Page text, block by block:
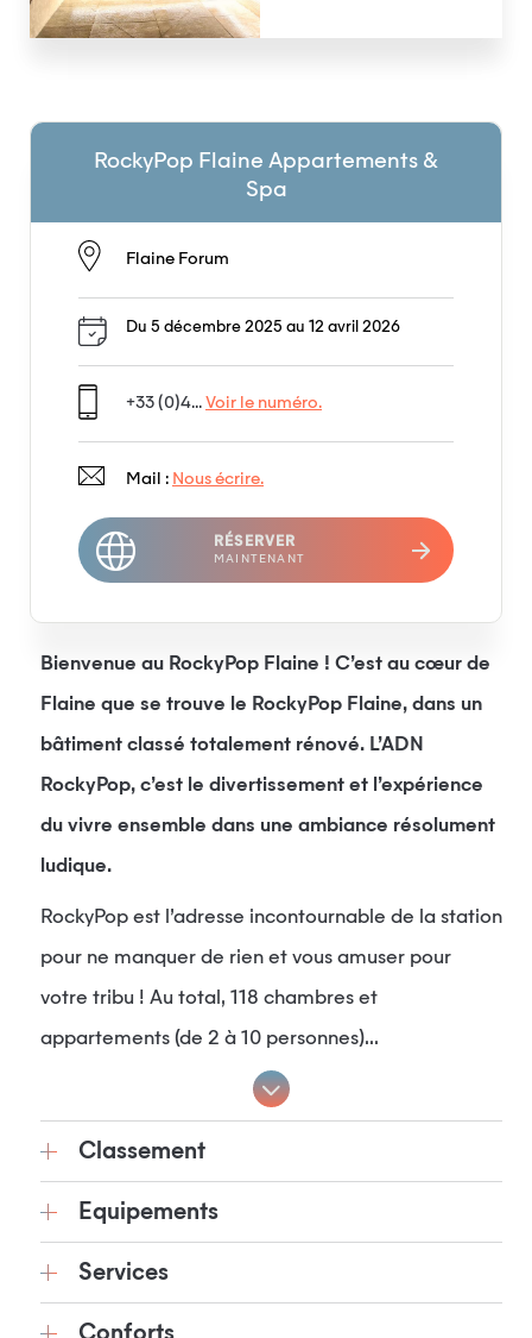
Bienvenue au RockyPop Flaine ! C’est au cœur de
Flaine que se trouve le RockyPop Flaine, dans un
bâtiment classé totalement rénové. L’ADN
RockyPop, c’est le divertissement et l’expérience
du vivre ensemble dans une ambiance résolument
ludique.
RockyPop est l’adresse incontournable de la station
pour ne manquer de rien et vous amuser pour
votre tribu ! Au total, 118 chambres et
appartements (de 2 à 10 personnes)...
Classement
Equipements
Services
Conforts
RockyPop Flaine Appartements &
Spa
Flaine Forum
Du 5 décembre 2025 au 12 avril 2026
+33 (0)4... Voir le numéro.
Mail : Nous écrire.
RÉSERVER
MAINTENANT